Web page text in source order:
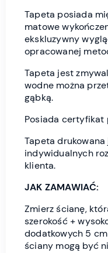
Tapeta posiada
matowe
ekskluzywny
opracowanej
Tapeta jest
wodne można
gąbką.
Posiada certyfikat
Tapeta drukowana
indywidualnych
klienta.
JAK ZAMAWIAĆ:
Zmierz ścianę,
szerokość +
dodatkowych 5
ściany mogą być